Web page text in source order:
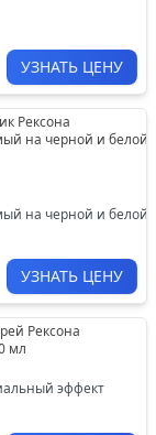
УЗНАТЬ ЦЕНУ
Рексона
на черной и белой
на черной и белой
УЗНАТЬ ЦЕНУ
Рексона
мл
эффект